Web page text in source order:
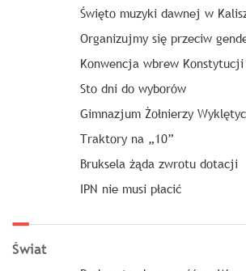
Święto muzyki dawnej w
Organizujmy się przeciw
Konwencja wbrew Konstytucji
Sto dni do wyborów
Gimnazjum Żołnierzy
Traktory na „10”
Bruksela żąda zwrotu dotacji
IPN nie musi płacić
Świat